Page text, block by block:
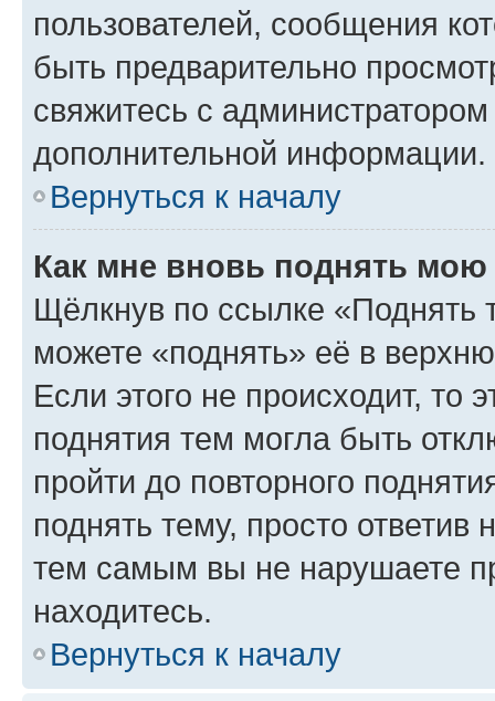
пользователей, сообщения
быть предварительно
свяжитесь с
дополнительной информации.
Вернуться к началу
Как мне вновь поднять мою
Щёлкнув по ссылке «Поднять
можете «поднять» её в
Если этого не происходит, то
поднятия тем могла быть
пройти до повторного
поднять тему, просто ответив
тем самым вы не нарушаете
находитесь.
Вернуться к началу